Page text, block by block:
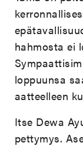
hahmosta ei
loppuunsa
aatteelleen
Itse Dewa
pettymys.